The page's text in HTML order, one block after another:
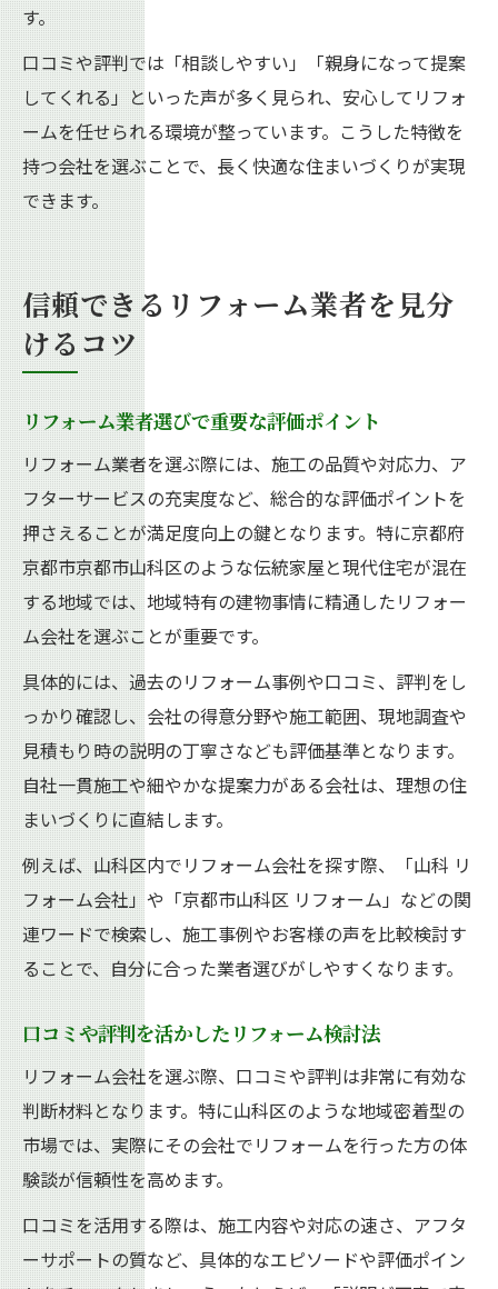
す。
口コミや評判では「相談しやすい」「親身になって提案
してくれる」といった声が多く見られ、安心してリフォ
ームを任せられる環境が整っています。こうした特徴を
持つ会社を選ぶことで、長く快適な住まいづくりが実現
できます。
信頼できるリフォーム業者を見分
けるコツ
リフォーム業者選びで重要な評価ポイント
リフォーム業者を選ぶ際には、施工の品質や対応力、ア
フターサービスの充実度など、総合的な評価ポイントを
押さえることが満足度向上の鍵となります。特に京都府
京都市京都市山科区のような伝統家屋と現代住宅が混在
する地域では、地域特有の建物事情に精通したリフォー
ム会社を選ぶことが重要です。
具体的には、過去のリフォーム事例や口コミ、評判をし
っかり確認し、会社の得意分野や施工範囲、現地調査や
見積もり時の説明の丁寧さなども評価基準となります。
自社一貫施工や細やかな提案力がある会社は、理想の住
まいづくりに直結します。
例えば、山科区内でリフォーム会社を探す際、「山科 リ
フォーム会社」や「京都市山科区 リフォーム」などの関
連ワードで検索し、施工事例やお客様の声を比較検討す
ることで、自分に合った業者選びがしやすくなります。
口コミや評判を活かしたリフォーム検討法
リフォーム会社を選ぶ際、口コミや評判は非常に有効な
判断材料となります。特に山科区のような地域密着型の
市場では、実際にその会社でリフォームを行った方の体
験談が信頼性を高めます。
口コミを活用する際は、施工内容や対応の速さ、アフタ
ーサポートの質など、具体的なエピソードや評価ポイン